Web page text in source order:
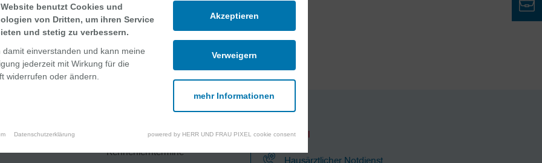
Angebote
Kennenlerntermine
Notfall
Website benutzt Cookies und
von Dritten, um ihren Service
und stetig zu verbessern.
damit einverstanden und kann meine
jederzeit mit Wirkung für die
widerrufen oder ändern.
Akzeptieren
Verweigern
mehr Informationen
Datenschutzerklärung powered by HERR UND FRAU PIXEL cookie consent